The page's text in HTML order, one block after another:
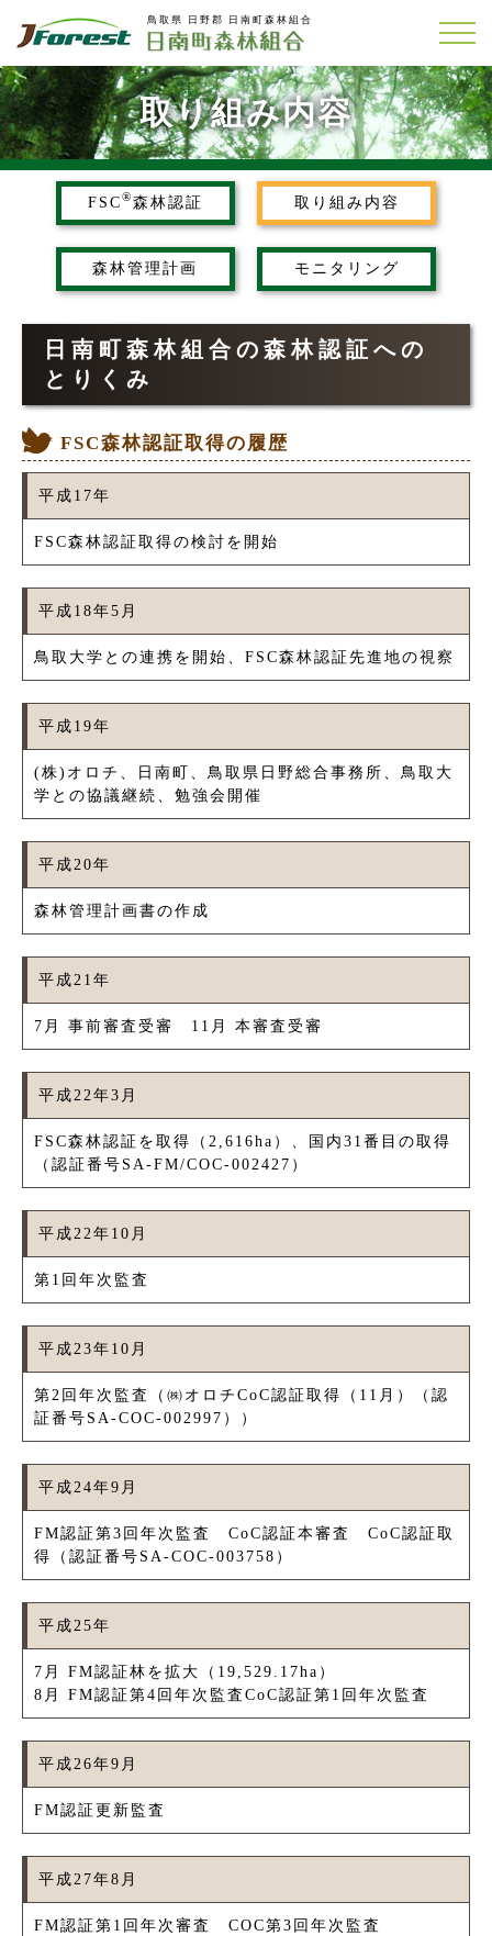
鳥取県 日野郡 日南町森林組合
取り組み内容
FSC®森林認証 取り組み内容
森林管理計画 モニタリング
日南町森林組合の森林認証への
とりくみ
FSC森林認証取得の履歴
平成17年
FSC森林認証取得の検討を開始
平成18年5月
鳥取大学との連携を開始、FSC森林認証先進地の視察
平成19年
(株)オロチ、日南町、鳥取県日野総合事務所、鳥取大
学との協議継続、勉強会開催
平成20年
森林管理計画書の作成
平成21年
7月 事前審査受審 11月 本審査受審
平成22年3月
FSC森林認証を取得（2,616ha）、国内31番目の取得
（認証番号SA-FM/COC-002427）
平成22年10月
第1回年次監査
平成23年10月
第2回年次監査（㈱オロチCoC認証取得（11月）（認
証番号SA-COC-002997））
平成24年9月
FM認証第3回年次監査 CoC認証本審査 CoC認証取
得（認証番号SA-COC-003758）
平成25年
7月 FM認証林を拡大（19,529.17ha）
8月 FM認証第4回年次監査CoC認証第1回年次監査
平成26年9月
FM認証更新監査
平成27年8月
FM認証第1回年次審査 COC第3回年次監査